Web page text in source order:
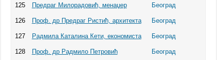
125 Предраг Милорадовић, менаџер Београд
126 Проф. др Предраг Ристић, архитекта Београд
127 Радмила Каталина Кети, економиста Београд
128 Проф. др Радмило Петровић Београд